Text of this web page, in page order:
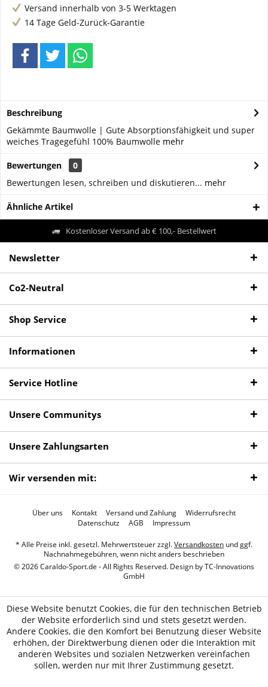
Versand innerhalb von 3-5 Werktagen
14 Tage Geld-Zurück-Garantie
Beschreibung
Gekämmte Baumwolle | Gute Absorptionsfähigkeit und super
weiches Tragegefühl 100% Baumwolle mehr
Bewertungen
0
Bewertungen lesen, schreiben und diskutieren... mehr
Ähnliche Artikel
Kostenloser Versand ab € 100,- Bestellwert
Newsletter
Co2-Neutral
Shop Service
Informationen
Service Hotline
Unsere Communitys
Unsere Zahlungsarten
Wir versenden mit:
Über uns Kontakt Versand und Zahlung
Widerrufsrecht
Datenschutz
AGB Impressum
* Alle Preise inkl. gesetzl. Mehrwertsteuer zzgl.Versandkosten und ggf.
Nachnahmegebühren, wenn nicht anders beschrieben
© 2026 Caraldo-Sport.de - All Rights Reserved. Design byTC-Innovations
GmbH
Diese Website benutzt Cookies, die für den technischen Betrieb
der Website erforderlich sind und stets gesetzt werden.
Andere Cookies, die den Komfort bei Benutzung dieser Website
erhöhen, der Direktwerbung dienen oder die Interaktion mit
anderen Websites und sozialen Netzwerken vereinfachen
sollen, werden nur mit Ihrer Zustimmung gesetzt.